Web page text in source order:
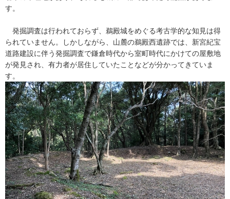
す。
発掘調査は行われておらず、鵜殿城をめぐる考古学的な知見は得
られていません。しかしながら、山麓の鵜殿西遺跡では、新宮紀宝
道路建設に伴う発掘調査で鎌倉時代から室町時代にかけての屋敷地
が発見され、有力者が居住していたことなどが分かってきていま
す。